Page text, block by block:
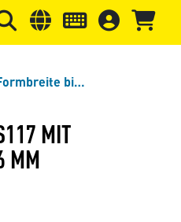
zum Header Springe
Schneidplatten S117 mit Formbreite bis 26 mm
MIT
MM